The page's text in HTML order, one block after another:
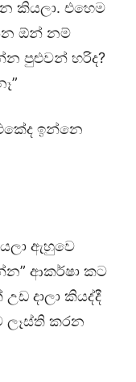
කියලා. එහෙම
ඕන් නම්
පුළුවන් හරිද?
ඉන්නෙ
ඇහුවෙ
ආකර්ෂා කට
දාලා කියද්දී
කරන